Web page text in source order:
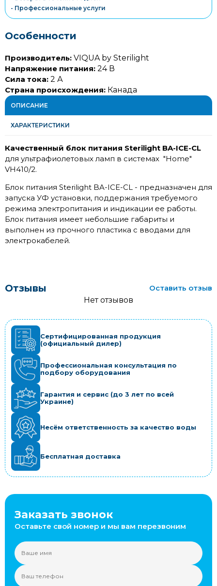
- Профессиональные услуги
Особенности
Производитель: VIQUA by Sterilight
Напряжение питания: 24 В
Сила тока: 2 А
Страна происхождения: Канада
ОПИСАНИЕ
ХАРАКТЕРИСТИКИ
Качественный блок питания Sterilight BA-ICE-CL
для ультрафиолетовых ламп в системах "Home"
VH410/2.
Блок питания Sterilight BA-ICE-CL - предназначен для
запуска УФ установки, поддержания требуемого
режима электропитания и индикации ее работы.
Блок питания имеет небольшие габариты и
выполнен из прочного пластика с вводами для
электрокабелей.
Отзывы
Оставить отзыв
Нет отзывов
Сертифицированная продукция
(официальный дилер)
Профессиональная консультация по
подбору оборудования
Гарантия и сервис (до 3 лет по всей
Украине)
Несём ответственность за качество воды
Бесплатная доставка
Заказать звонок
Оставьте свой номер и мы вам перезвоним